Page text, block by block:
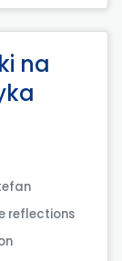
na
reflections